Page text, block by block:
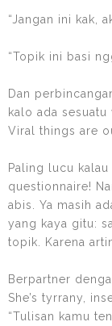
“Jangan ini kak,
“Topik ini basi
Dan
kalo ada
Viral things are
Paling lucu
questionnaire!
abis. Ya masih
yang kaya gitu:
topik. Karena
Berpartner
She’s tyrrany,
“Tulisan kamu